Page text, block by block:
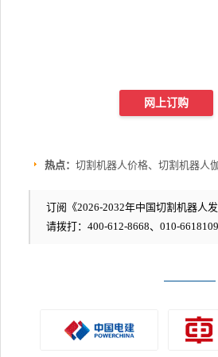
网上订购
热点： 切割机器人价格、切割机器人
订阅《2026-2032年中国切割机器人
请拨打：400-612-8668、010-